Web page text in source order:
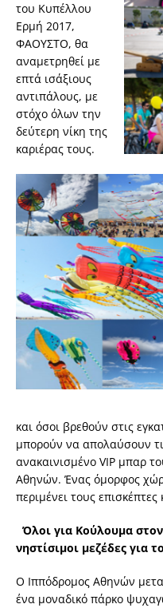
του Κυπέλλου
Ερμή 2017,
ΦΑΟΥΣΤΟ, θα
αναμετρηθεί με
επτά ισάξιους
αντιπάλους, με
στόχο όλων την
δεύτερη νίκη της
καριέρας τους.
και όσοι βρεθούν στις
μπορούν να απολαύσουν
ανακαινισμένο VIP μπαρ
Αθηνών. Ένας όμορφος
περιμένει τους
Όλοι για Κούλουμα
νηστίσιμοι μεζέδες για
Ο Ιππόδρομος Αθηνών
ένα μοναδικό πάρκο